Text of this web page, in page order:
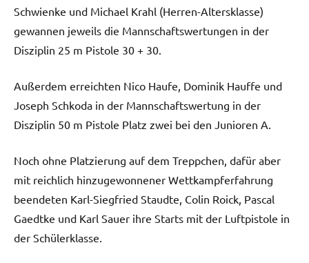
Schwienke und Michael Krahl (Herren-Altersklasse)
gewannen jeweils die Mannschaftswertungen in der
Disziplin 25 m Pistole 30 + 30.
Außerdem erreichten Nico Haufe, Dominik Hauffe und
Joseph Schkoda in der Mannschaftswertung in der
Disziplin 50 m Pistole Platz zwei bei den Junioren A.
Noch ohne Platzierung auf dem Treppchen, dafür aber
mit reichlich hinzugewonnener Wettkampferfahrung
beendeten Karl-Siegfried Staudte, Colin Roick, Pascal
Gaedtke und Karl Sauer ihre Starts mit der Luftpistole in
der Schülerklasse.